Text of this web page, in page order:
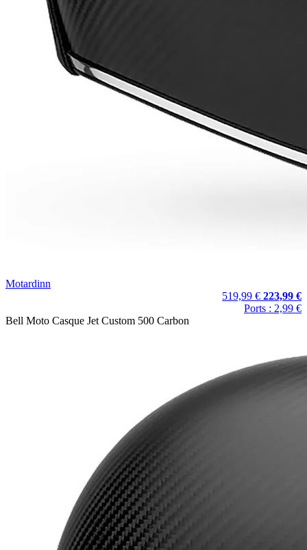
Motardinn
519,99 € 223,99 €
Ports : 2,99 €
Bell Moto Casque Jet Custom 500 Carbon